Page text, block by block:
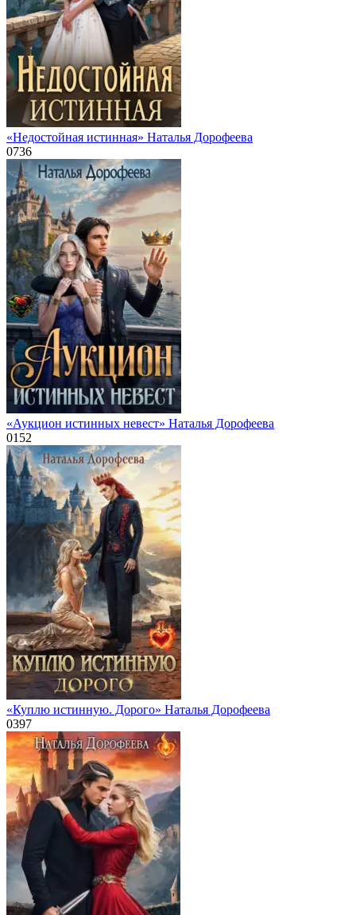
«Недостойная истинная» Наталья Дорофеева
0736
«Аукцион истинных невест» Наталья Дорофеева
0152
«Куплю истинную. Дорого» Наталья Дорофеева
0397